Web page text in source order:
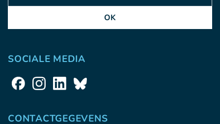
OK
SOCIALE MEDIA
CONTACTGEGEVENS